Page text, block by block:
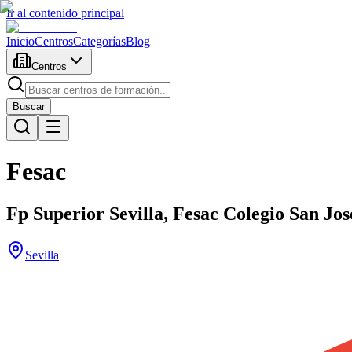
Ir al contenido principal
InicioCentrosCategoríasBlog
Centros
Buscar
Fesac
Fp Superior Sevilla, Fesac Colegio San
Sevilla